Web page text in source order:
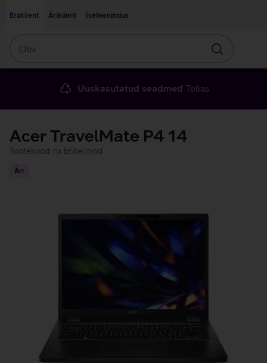
Eraklient
Äriklient Iseteenindus
Otsin
Uuskasutatud seadmed Telias
Acer TravelMate P4 14
Tootekood: nx.b5kel.mod
Äri